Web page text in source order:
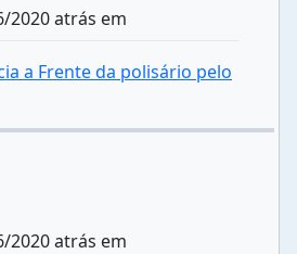
2020 atrás em
a Frente da polisário pelo
2020 atrás em